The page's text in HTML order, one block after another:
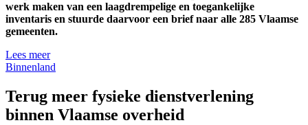
werk maken van een laagdrempelige en toegankelijke
inventaris en stuurde daarvoor een brief naar alle 285 Vlaamse
gemeenten.
Lees meer
Binnenland
Terug meer fysieke dienstverlening
binnen Vlaamse overheid